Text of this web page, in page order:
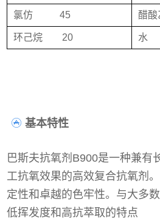
氯仿 45 醋
环己烷 20 水
基本特性
巴斯夫抗氧剂B900是一种兼有
工抗氧效果的高效复合抗氧剂
定性和卓越的色牢性。与大多
低挥发度和高抗萃取的特点